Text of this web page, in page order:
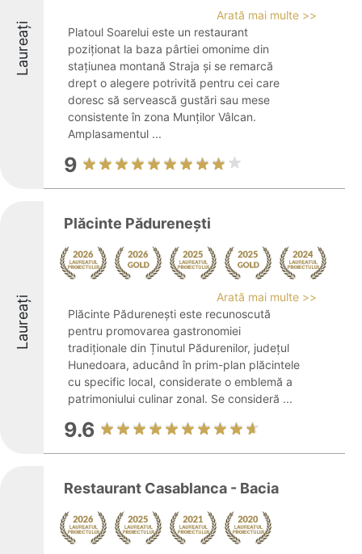
Laureați
Arată mai multe >>
Platoul Soarelui este un restaurant
poziționat la baza pârtiei omonime din
stațiunea montană Straja și se remarcă
drept o alegere potrivită pentru cei care
doresc să servească gustări sau mese
consistente în zona Munților Vâlcan.
Amplasamentul ...
9
Laureați
Plăcinte Pădurenești
Arată mai multe >>
Plăcinte Pădurenești este recunoscută
pentru promovarea gastronomiei
tradiționale din Ținutul Pădurenilor, județul
Hunedoara, aducând în prim-plan plăcintele
cu specific local, considerate o emblemă a
patrimoniului culinar zonal. Se consideră ...
9.6
Restaurant Casablanca - Bacia